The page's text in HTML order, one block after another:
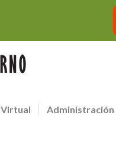
Virtual Administración